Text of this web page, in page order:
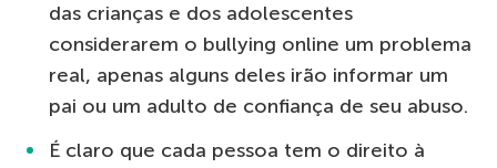
das crianças e dos adolescentes
considerarem o bullying online um problema
real, apenas alguns deles irão informar um
pai ou um adulto de confiança de seu abuso.
É claro que cada pessoa tem o direito à